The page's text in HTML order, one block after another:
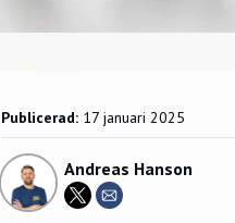
Publicerad: 17 januari 2025
Andreas Hanson